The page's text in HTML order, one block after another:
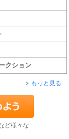
クション
もっと見る
ど様々な